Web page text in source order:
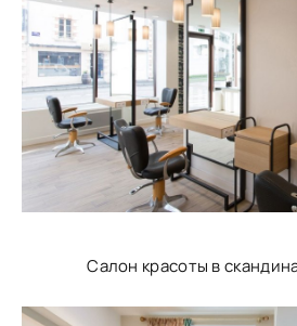
Салон красоты в